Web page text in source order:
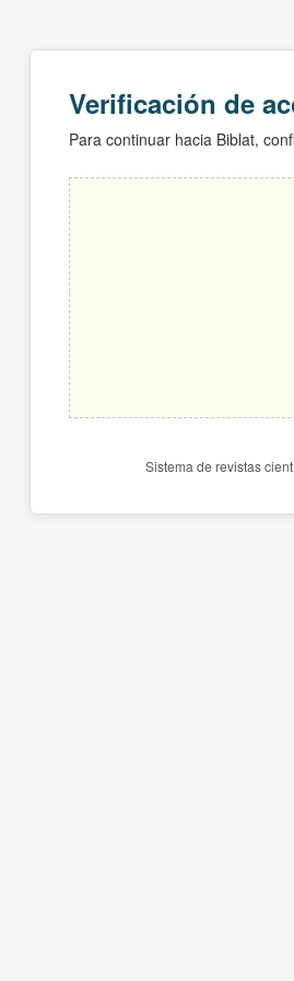
Verificación de
Para continuar hacia Biblat,
Sistema de revistas